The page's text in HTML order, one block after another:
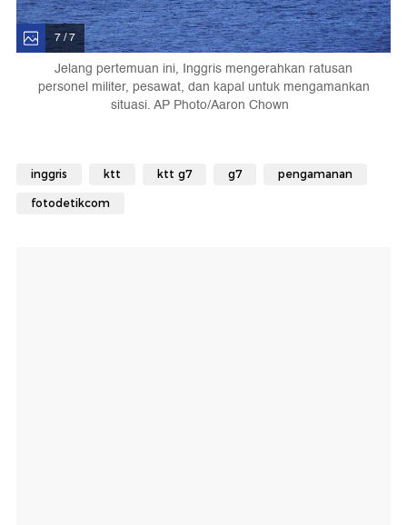
7 / 7
Jelang pertemuan ini, Inggris mengerahkan ratusan
personel militer, pesawat, dan kapal untuk mengamankan
situasi. AP Photo/Aaron Chown
inggris ktt ktt g7 g7 pengamanan
fotodetikcom